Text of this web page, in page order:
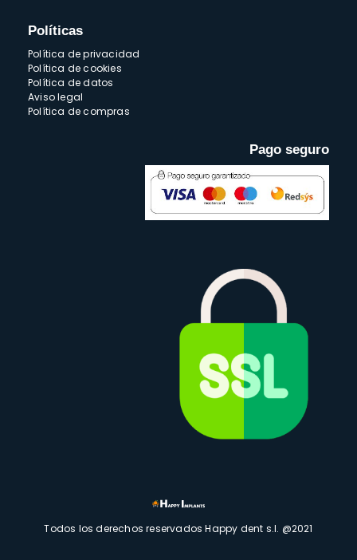
Políticas
Política de privacidad
Política de cookies
Política de datos
Aviso legal
Política de compras
Pago seguro
Todos los derechos reservados Happy dent s.l. @2021